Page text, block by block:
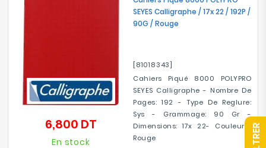
SEYES Calligraphe / 17x 22 / 192P /
90G / Rouge
[81018343]
Cahiers Piqué 8000 POLYPRO
SEYES Calligraphe - Nombre De
Pages: 192 - Type De Reglure:
Sys - Grammage: 90 Gr -
Dimensions: 17x 22- Couleur :
Rouge
6,800 DT
En stock
R